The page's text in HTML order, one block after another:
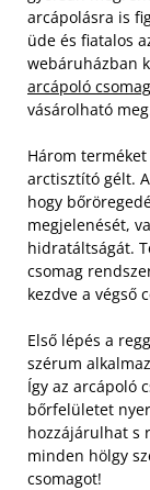
arcápolásra is
üde és fiatalos
webáruházban
arcápoló
vásárolható
Három
arctisztító gélt.
hogy
megjelenését,
hidratáltságát.
csomag
kezdve a végső
Első lépés a
szérum
Így az arcápoló
bőrfelületet
hozzájárulhat s
minden hölgy
csomagot!